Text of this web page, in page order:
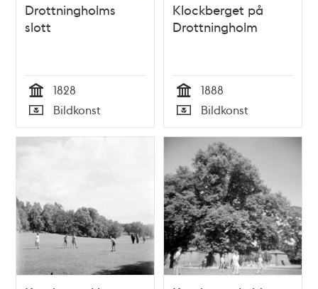
Drottningholms
slott
Tid
1828
Typ
Bildkonst
Klockberget på
Drottningholm
Tid
1888
Typ
Bildkonst